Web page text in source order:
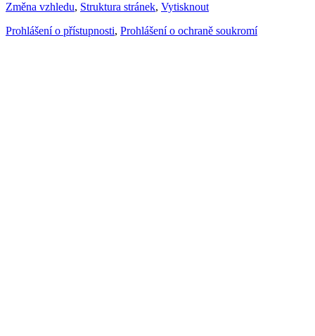
Změna vzhledu, Struktura stránek, Vytisknout
Prohlášení o přístupnosti, Prohlášení o ochraně soukromí